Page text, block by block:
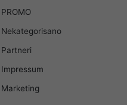
PROMO
Nekategorisano
Partneri
Impressum
Marketing